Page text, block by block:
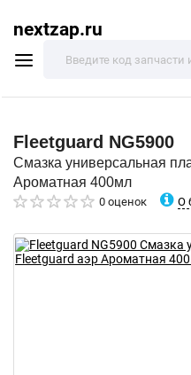
nextzap.ru
Fleetguard NG5900
Смазка универсальная
Ароматная 400мл
0 оценок О